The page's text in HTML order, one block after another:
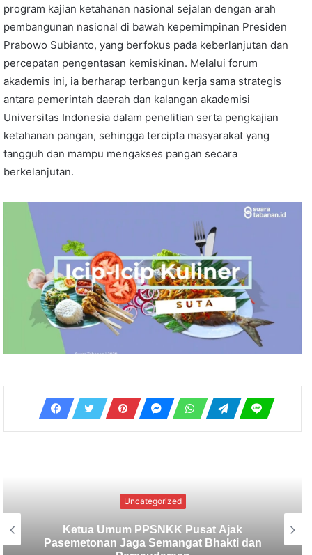
program kajian ketahanan nasional sejalan dengan arah
pembangunan nasional di bawah kepemimpinan Presiden
Prabowo Subianto, yang berfokus pada keberlanjutan dan
percepatan pengentasan kemiskinan. Melalui forum
akademis ini, ia berharap terbangun kerja sama strategis
antara pemerintah daerah dan kalangan akademisi
Universitas Indonesia dalam penelitian serta pengkajian
ketahanan pangan, sehingga tercipta masyarakat yang
tangguh dan mampu mengakses pangan secara
berkelanjutan.
Uncategorized
Dek Ulik Comeback! “Pahlawan Buaya”
Karya Wija Murthi Siap Bikin Penikmat